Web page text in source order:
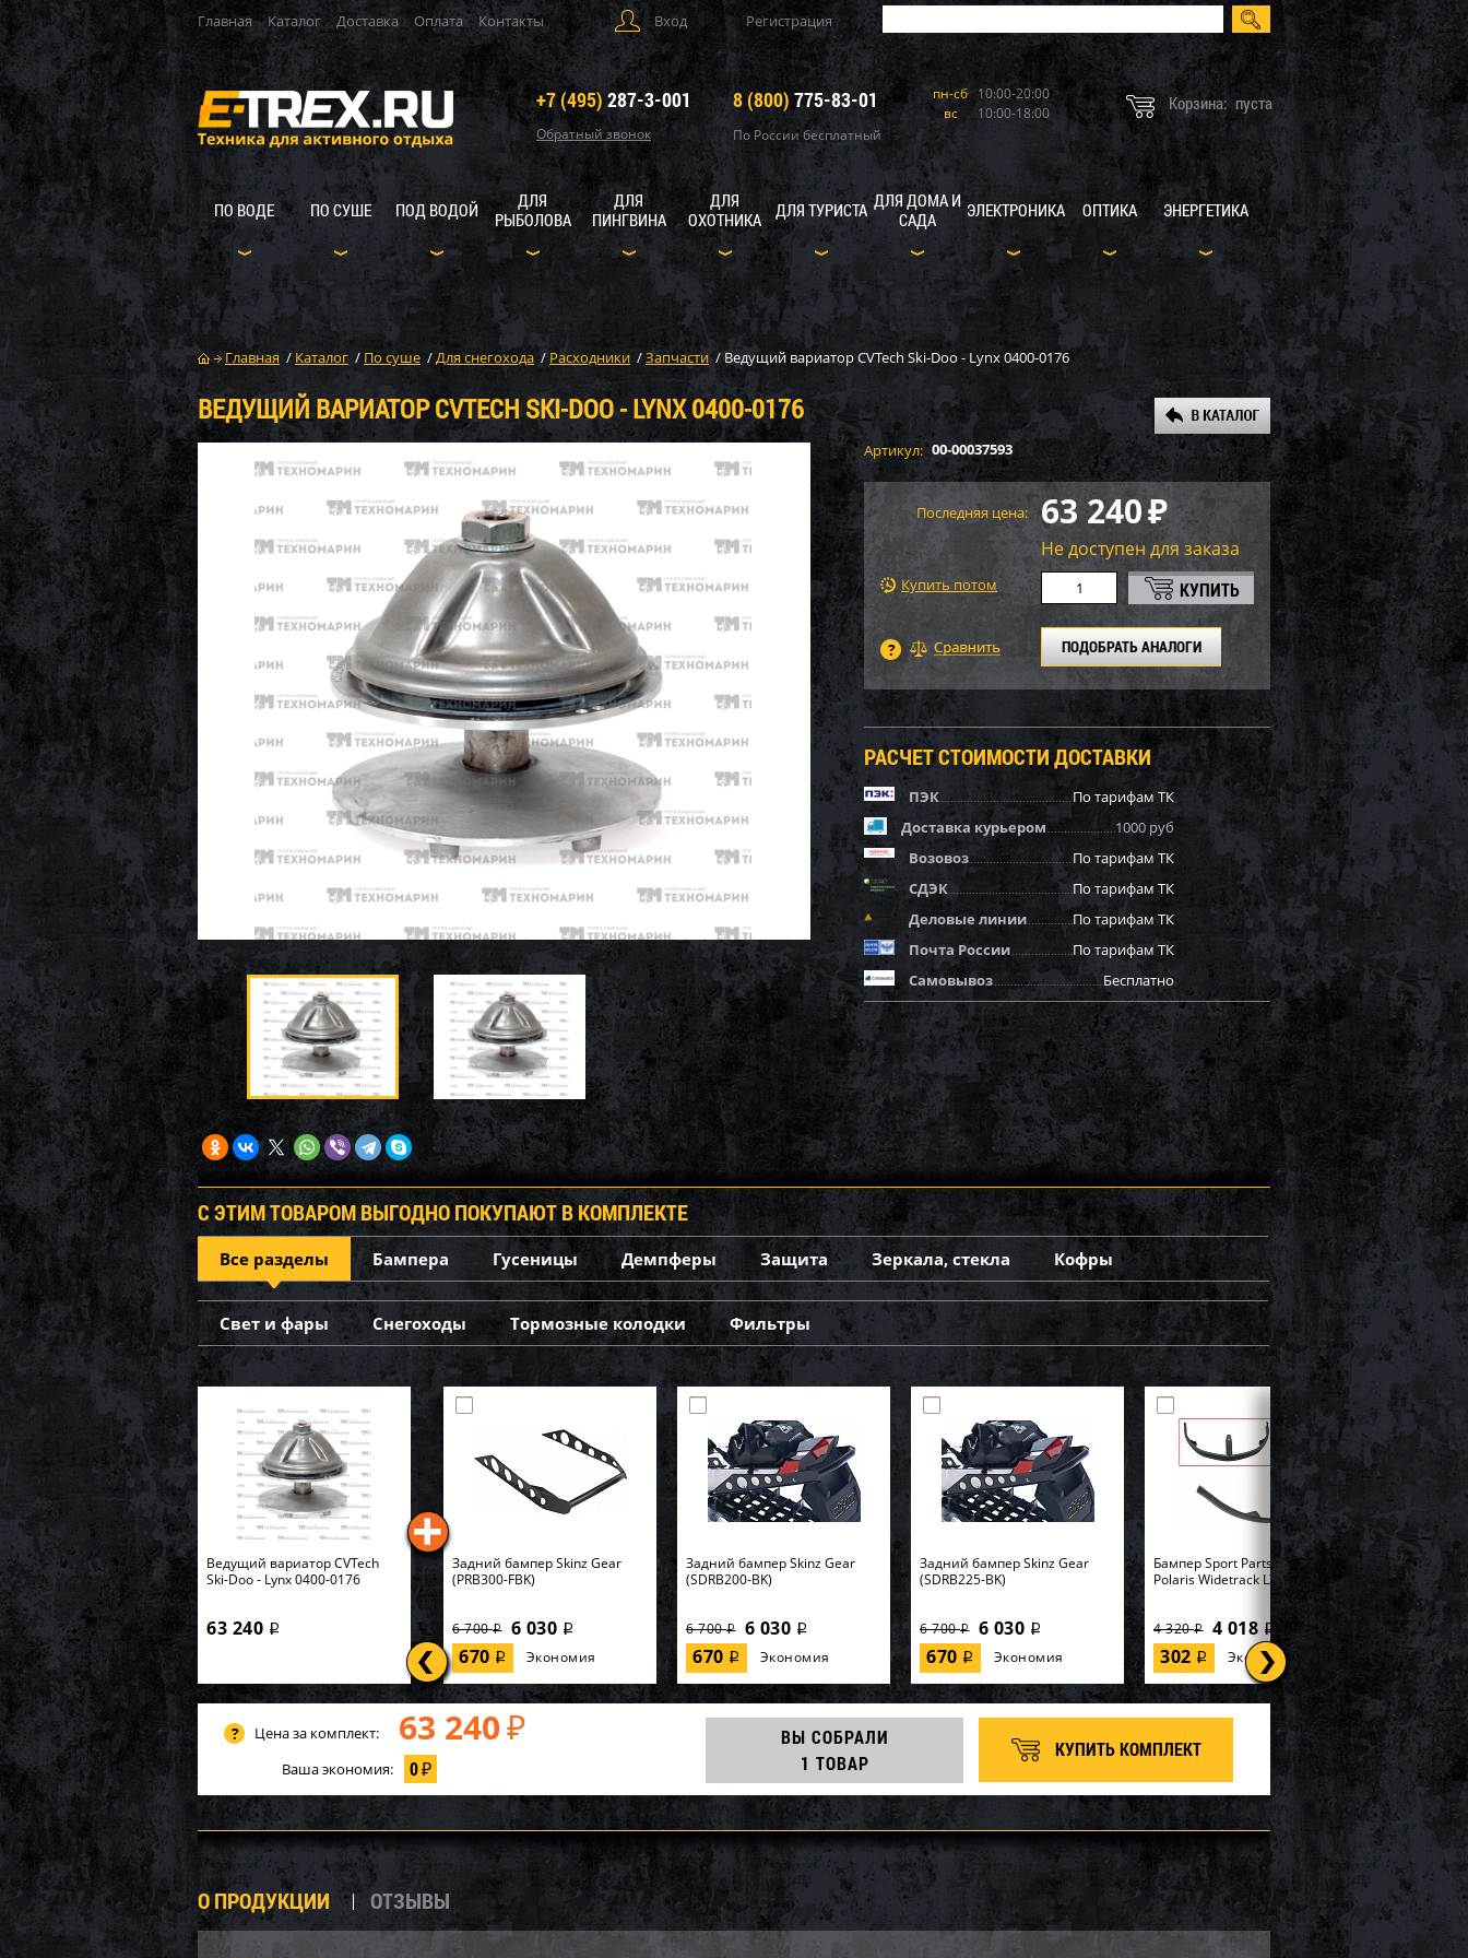
Главная Каталог Доставка Оплата Контакты Вход Регистрация
+7 (495) 287-3-001
Обратный звонок
8 (800) 775-83-01
По России бесплатный
пн-сб 10:00-20:00
вс
10:00-18:00 Корзина: пуста
ПО ВОДЕ ПО СУШЕ ПОД ВОДОЙ
ДЛЯ
РЫБОЛОВА
ДЛЯ
ПИНГВИНА
ДЛЯ
ОХОТНИКА
ДЛЯ ТУРИСТА ДЛЯ ДОМА И
САДА
ЭЛЕКТРОНИКА ОПТИКА ЭНЕРГЕТИКА
Главная / Каталог / По суше /Для снегохода / Расходники /Запчасти /Ведущий вариатор CVTech Ski-Doo - Lynx 0400-0176
ВЕДУЩИЙ ВАРИАТОР CVTECH SKI-DOO - LYNX 0400-0176
Артикул: 00-00037593
Последняя цена: 63 240₽
Не доступен для заказа
Купить потом
ПОДОБРАТЬ АНАЛОГИ
РАСЧЕТ СТОИМОСТИ ДОСТАВКИ
ПЭК
По тарифам ТК
Доставка курьером
1000 руб
Возовоз
По тарифам ТК
СДЭК
По тарифам ТК
Деловые линии
По тарифам ТК
Почта России
По тарифам ТК
Самовывоз
Бесплатно
С ЭТИМ ТОВАРОМ ВЫГОДНО ПОКУПАЮТ В КОМПЛЕКТЕ
Все разделы Бампера Гусеницы Демпферы Защита Зеркала, стекла Кофры
Свет и фары Снегоходы Тормозные колодки Фильтры
Ведущий вариатор CVTech
Ski-Doo - Lynx 0400-0176
63 240 i
Задний бампер Skinz Gear
(PRB300-FBK)
6 700i 6 030 i
670 i Экономия
Задний бампер Skinz Gear
(SDRB200-BK)
6 700i 6 030 i
670 i Экономия
Задний бампер Skinz Gear
(SDRB225-BK)
6 700i 6 030 i
670 i Экономия
Бампер Sport Parts Inc. для
Polaris Widetrack LX SM-12358
4 320i 4 018 i
302 i Экономия
Цена за комплект: 63 240 ₽
Ваша экономия: 0₽
ВЫ СОБРАЛИ
1 ТОВАР
КУПИТЬ КОМПЛЕКТ
О ПРОДУКЦИИ ОТЗЫВЫ